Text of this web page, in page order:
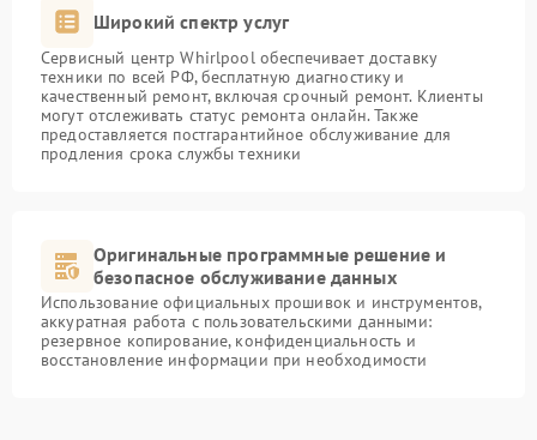
Широкий спектр услуг
Сервисный центр Whirlpool обеспечивает доставку
техники по всей РФ, бесплатную диагностику и
качественный ремонт, включая срочный ремонт. Клиенты
могут отслеживать статус ремонта онлайн. Также
предоставляется постгарантийное обслуживание для
продления срока службы техники
Оригинальные программные решение и
безопасное обслуживание данных
Использование официальных прошивок и инструментов,
аккуратная работа с пользовательскими данными:
резервное копирование, конфиденциальность и
восстановление информации при необходимости